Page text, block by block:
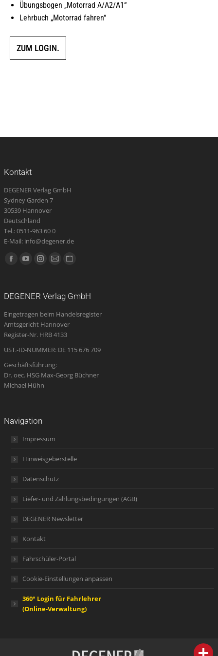
Übungsbogen „Motorrad A/A2/A1“
Lehrbuch „Motorrad fahren“
ZUM LOGIN.
Kontakt
DEGENER Verlag GmbH
Sydney Garden 7
30539 Hannover
Deutschland
Tel.: 0511-963 60 0
E-Mail: info@degener.de
Finden Sie uns auf:
Facebook
new
window
YouTube
new
window
Instagram
new
window
E-
opens
in
new
Website
new
DEGENER Verlag GmbH
Eingetragen beim Handelsregister
Amtsgericht Hannover
Register-Nr. HRB 4133
UST.-ID-NUMMER: DE 115 676 709
Geschäftsführung:
Dr. oec. HSG Max-Georg Büchner
Michael Hühn
Navigation
Impressum
Hinweisgeberstelle
Datenschutz
Liefer- und Zahlungsbedingungen (AGB)
DEGENER Newsletter
Kontakt
Fahrschüler-Portal
Cookie-Einstellungen anpassen
360° Login für Fahrlehrer
(Online-Verwaltung)
person IHR FACHBERATER